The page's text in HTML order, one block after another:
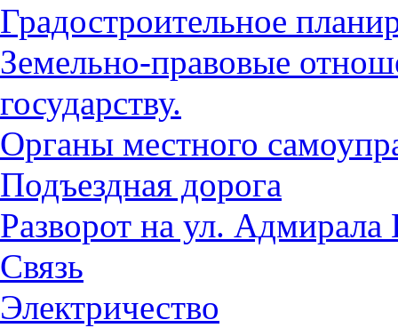
Градостроительное
Земельно-правовые
государству.
Органы местного
Подъездная дорога
Разворот на ул. Адмирала
Связь
Электричество